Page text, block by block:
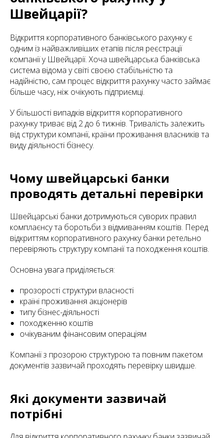
Швейцарії?
Відкриття корпоративного банківського рахунку є
одним із найважливіших етапів після реєстрації
компанії у Швейцарії. Хоча швейцарська банківська
система відома у світі своєю стабільністю та
надійністю, сам процес відкриття рахунку часто займає
більше часу, ніж очікують підприємці.
У більшості випадків відкриття корпоративного
рахунку триває від 2 до 6 тижнів. Тривалість залежить
від структури компанії, країни проживання власників та
виду діяльності бізнесу.
Чому швейцарські банки
проводять детальні перевірки
Швейцарські банки дотримуються суворих правил
комплаєнсу та боротьби з відмиванням коштів. Перед
відкриттям корпоративного рахунку банки ретельно
перевіряють структуру компанії та походження коштів.
Основна увага приділяється:
прозорості структури власності
країні проживання акціонерів
типу бізнес-діяльності
походженню коштів
очікуваним фінансовим операціям
Компанії з прозорою структурою та повним пакетом
документів зазвичай проходять перевірку швидше.
Які документи зазвичай
потрібні